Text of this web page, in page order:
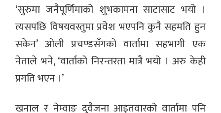
‘सुरुमा जनैपूर्णिमाको शुभकामना साटासाट भयो ।
त्यसपछि विषयवस्तुमा प्रवेश भएपनि कुनै सहमति हुन
सकेन’ ओली प्रचण्डसँगको वार्तामा सहभागी एक
नेताले भने, ‘वार्ताको निरन्तरता मात्रै भयो । अरु केही
प्रगति भएन ।’
खनाल र नेम्वाङ दुवैजना आइतवारको वार्तामा पनि